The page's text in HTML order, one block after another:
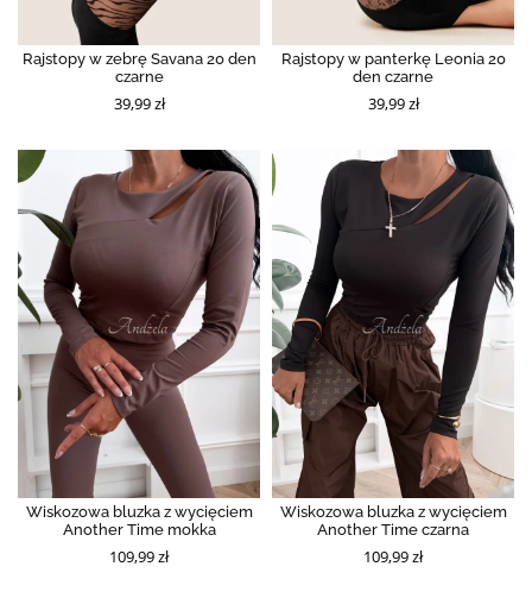
Rajstopy w zebrę Savana 20 den
czarne
39,99 zł
Rajstopy w panterkę Leonia 20
den czarne
39,99 zł
Wiskozowa bluzka z wycięciem
Another Time mokka
109,99 zł
Wiskozowa bluzka z wycięciem
Another Time czarna
109,99 zł